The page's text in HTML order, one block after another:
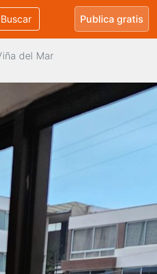
Buscar Publica gratis
del Mar